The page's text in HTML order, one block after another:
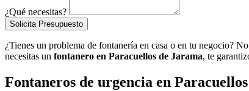
¿Qué necesitas?
Solicita Presupuesto
¿Tienes un problema de fontanería en casa o en tu negocio?
necesitas un fontanero en Paracuellos de Jarama, te
Fontaneros de urgencia en